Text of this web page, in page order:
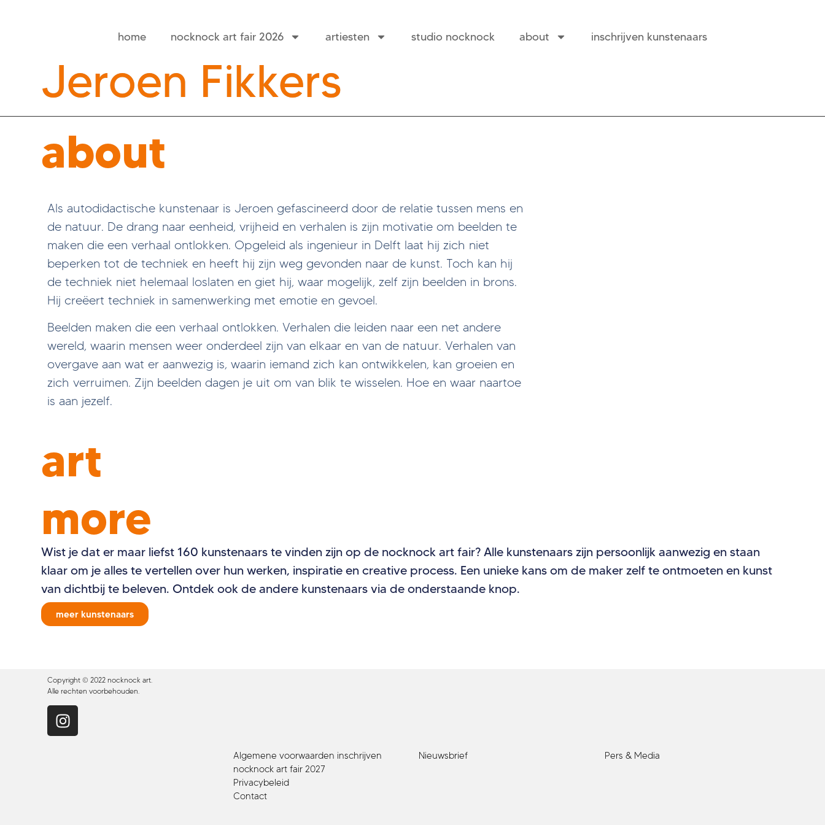
home nocknock art fair 2026 artiesten studio nocknock about inschrijven kunstenaars
Jeroen Fikkers
about
Als autodidactische kunstenaar is Jeroen gefascineerd door de relatie tussen mens en
de natuur. De drang naar eenheid, vrijheid en verhalen is zijn motivatie om beelden te
maken die een verhaal ontlokken. Opgeleid als ingenieur in Delft laat hij zich niet
beperken tot de techniek en heeft hij zijn weg gevonden naar de kunst. Toch kan hij
de techniek niet helemaal loslaten en giet hij, waar mogelijk, zelf zijn beelden in brons.
Hij creëert techniek in samenwerking met emotie en gevoel.
Beelden maken die een verhaal ontlokken. Verhalen die leiden naar een net andere
wereld, waarin mensen weer onderdeel zijn van elkaar en van de natuur. Verhalen van
overgave aan wat er aanwezig is, waarin iemand zich kan ontwikkelen, kan groeien en
zich verruimen. Zijn beelden dagen je uit om van blik te wisselen. Hoe en waar naartoe
is aan jezelf.
art
more
Wist je dat er maar liefst 160 kunstenaars te vinden zijn op de nocknock art fair? Alle kunstenaars zijn persoonlijk aanwezig en staan
klaar om je alles te vertellen over hun werken, inspiratie en creative process. Een unieke kans om de maker zelf te ontmoeten en kunst
van dichtbij te beleven. Ontdek ook de andere kunstenaars via de onderstaande knop.
meer kunstenaars
Copyright © 2022 nocknock art.
Alle rechten voorbehouden.
Algemene voorwaarden inschrijven
nocknock art fair 2027
Privacybeleid
Contact
Nieuwsbrief Pers & Media